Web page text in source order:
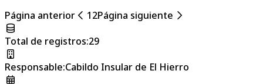
Página anterior
12Página siguiente
Total de registros:29
Responsable:Cabildo Insular de El Hierro